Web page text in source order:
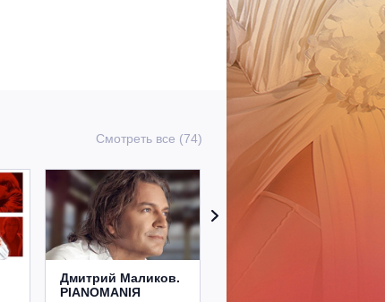
Смотреть все (74)
Дмитрий Маликов.
PIANOMANIЯ